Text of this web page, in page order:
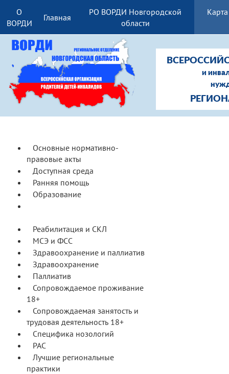
О
ВОРДИ
Главная
РО ВОРДИ Новгородской
области
и
Основные нормативно-
правовые акты
Доступная среда
Ранняя помощь
Образование
Реабилитация и СКЛ
МСЭ и ФСС
Здравоохранение и паллиатив
Здравоохранение
Паллиатив
Сопровождаемое проживание
18+
Сопровождаемая занятость и
трудовая деятельность 18+
Специфика нозологий
РАС
Лучшие региональные
практики